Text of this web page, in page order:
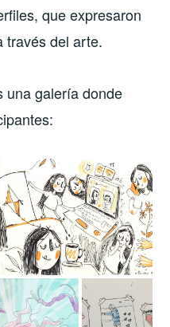
que expresaron
través del arte.
una galería donde